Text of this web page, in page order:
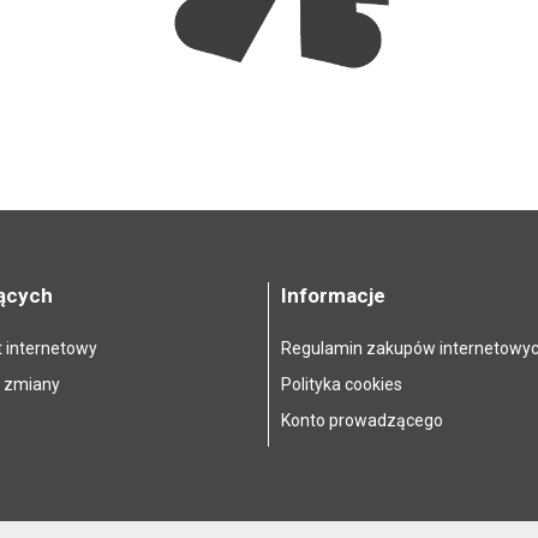
internetowy
zmiany
Informacje
Regulamin zakupów
Polityka cookies
Konto prowadzącego